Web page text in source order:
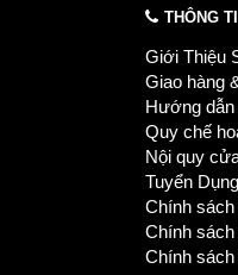
THÔNG
Giới Thiệu
Giao hàng
Hướng dẫn
Quy chế
Nội quy
Tuyển Dụng
Chính sách
Chính
Chính sách